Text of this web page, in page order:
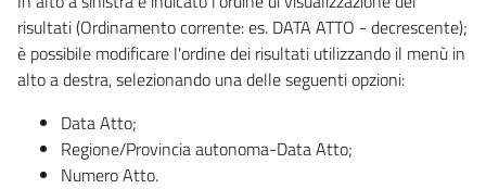
risultati (Ordinamento corrente: es. DATA ATTO - decrescente);
è possibile modificare l'ordine dei risultati utilizzando il menù in
alto a destra, selezionando una delle seguenti opzioni:
Data Atto;
Regione/Provincia autonoma-Data Atto;
Numero Atto.